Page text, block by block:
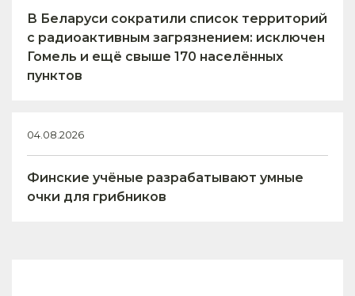
В Беларуси сократили список территорий
с радиоактивным загрязнением: исключен
Гомель и ещё свыше 170 населённых
пунктов
04.08.2026
Финские учёные разрабатывают умные
очки для грибников